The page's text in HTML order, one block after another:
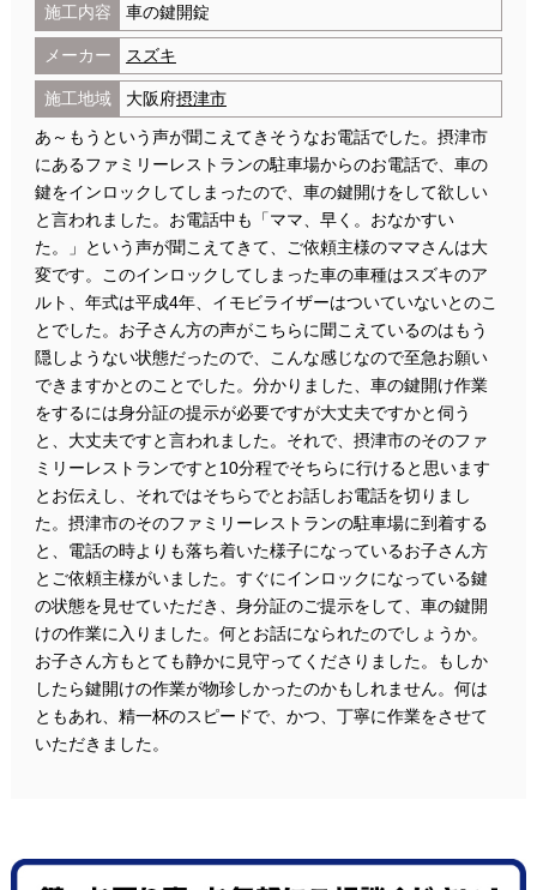
施工内容 車の鍵開錠
メーカー スズキ
施工地域 大阪府摂津市
あ～もうという声が聞こえてきそうなお電話でした。摂津市
にあるファミリーレストランの駐車場からのお電話で、車の
鍵をインロックしてしまったので、車の鍵開けをして欲しい
と言われました。お電話中も「ママ、早く。おなかすい
た。」という声が聞こえてきて、ご依頼主様のママさんは大
変です。このインロックしてしまった車の車種はスズキのア
ルト、年式は平成4年、イモビライザーはついていないとのこ
とでした。お子さん方の声がこちらに聞こえているのはもう
隠しようない状態だったので、こんな感じなので至急お願い
できますかとのことでした。分かりました、車の鍵開け作業
をするには身分証の提示が必要ですが大丈夫ですかと伺う
と、大丈夫ですと言われました。それで、摂津市のそのファ
ミリーレストランですと10分程でそちらに行けると思います
とお伝えし、それではそちらでとお話しお電話を切りまし
た。摂津市のそのファミリーレストランの駐車場に到着する
と、電話の時よりも落ち着いた様子になっているお子さん方
とご依頼主様がいました。すぐにインロックになっている鍵
の状態を見せていただき、身分証のご提示をして、車の鍵開
けの作業に入りました。何とお話になられたのでしょうか。
お子さん方もとても静かに見守ってくださりました。もしか
したら鍵開けの作業が物珍しかったのかもしれません。何は
ともあれ、精一杯のスピードで、かつ、丁寧に作業をさせて
いただきました。